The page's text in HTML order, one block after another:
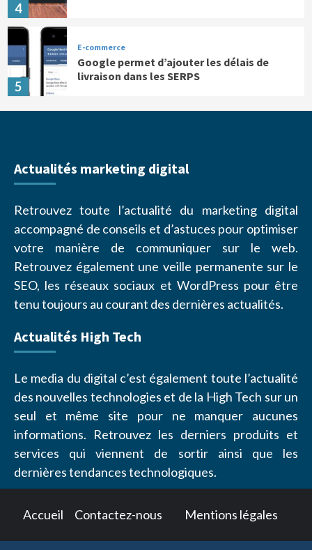
4
5
E-commerce
Google permet d’ajouter les délais de
livraison dans les SERPS
Actualités marketing digital
Retrouvez toute l’actualité du marketing digital
accompagné de conseils et d’astuces pour optimiser
votre manière de communiquer sur le web.
Retrouvez également une veille permanente sur le
SEO, les réseaux sociaux et WordPress pour être
tenu toujours au courant des dernières actualités.
Actualités High Tech
Le media du digital c’est également toute l’actualité
des nouvelles technologies et de la High Tech sur un
seul et même site pour ne manquer aucunes
informations. Retrouvez les derniers produits et
services qui viennent de sortir ainsi que les
dernières tendances technologiques.
Accueil Contactez-nous Mentions légales